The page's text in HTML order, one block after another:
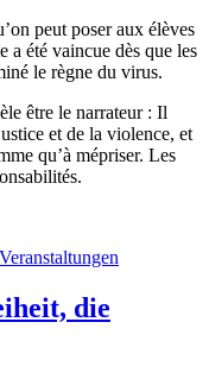
peut poser aux élèves
a été vaincue dès que les
le règne du virus.
être le narrateur : Il
et de la violence, et
qu’à mépriser. Les
Veranstaltungen
die